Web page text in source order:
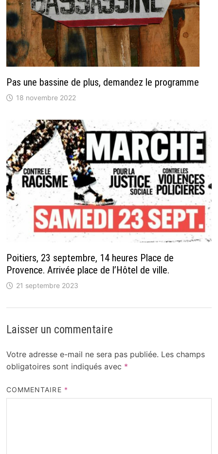
Pas une bassine de plus, demandez le programme
18 novembre 2022
Poitiers, 23 septembre, 14 heures Place de
Provence. Arrivée place de l’Hôtel de ville.
21 septembre 2023
Laisser un commentaire
Votre adresse e-mail ne sera pas publiée. Les champs
obligatoires sont indiqués avec *
COMMENTAIRE *